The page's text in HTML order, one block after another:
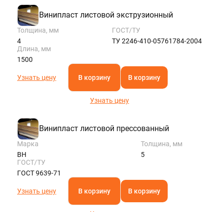
Винипласт листовой экструзионный
Толщина, мм
4
ГОСТ/ТУ
ТУ 2246-410-05761784-2004
Длина, мм
1500
Узнать цену В корзину В корзину
Узнать цену
Винипласт листовой прессованный
Марка
ВН
Толщина, мм
5
ГОСТ/ТУ
ГОСТ 9639-71
Узнать цену В корзину В корзину